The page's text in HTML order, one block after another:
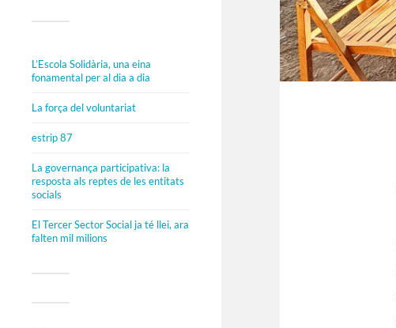
L’Escola Solidària, una eina
fonamental per al dia a dia
La força del voluntariat
estrip 87
La governança participativa: la
resposta als reptes de les entitats
socials
El Tercer Sector Social ja té llei, ara
falten mil milions